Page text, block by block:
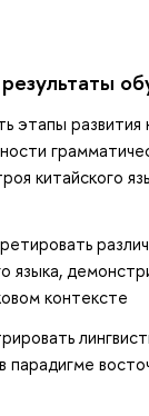
этапы развития
китайского
языка,
контексте
парадигме